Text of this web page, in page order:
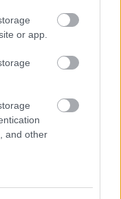
or app.
and other
A
kérték is, s
mindenkinek,
rendezni.
igen sok
az útszéli
szobában
a Kis Mihályné